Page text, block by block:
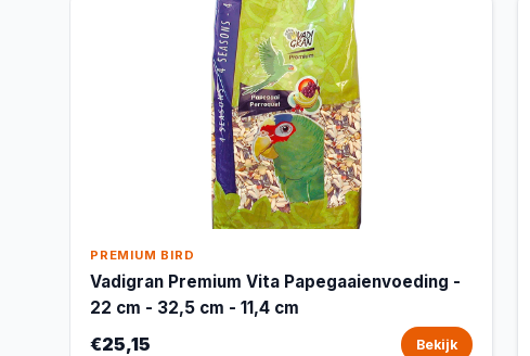
PREMIUM BIRD
Vadigran Premium Vita Papegaaienvoeding -
22 cm - 32,5 cm - 11,4 cm
€25,15 Bekijk